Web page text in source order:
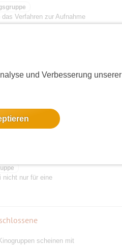
und Verbesserung unserer
Verfahren zur Aufnahme
gehen und mehr
nicht nur für eine
scheinen mit